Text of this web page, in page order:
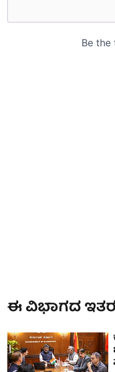
ಈ ವಿಭಾಗದ ಇತರ